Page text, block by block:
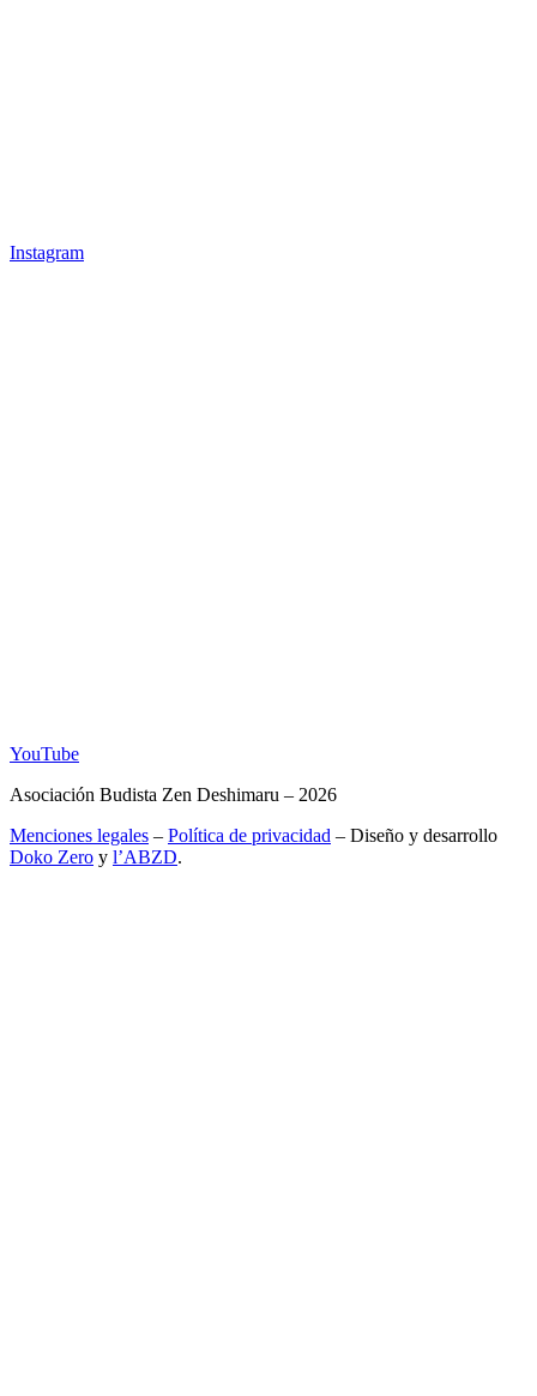
Instagram
YouTube
Asociación Budista Zen Deshimaru – 2026
Menciones legales – Política de privacidad – Diseño y desarrollo
Doko Zero y l’ABZD.